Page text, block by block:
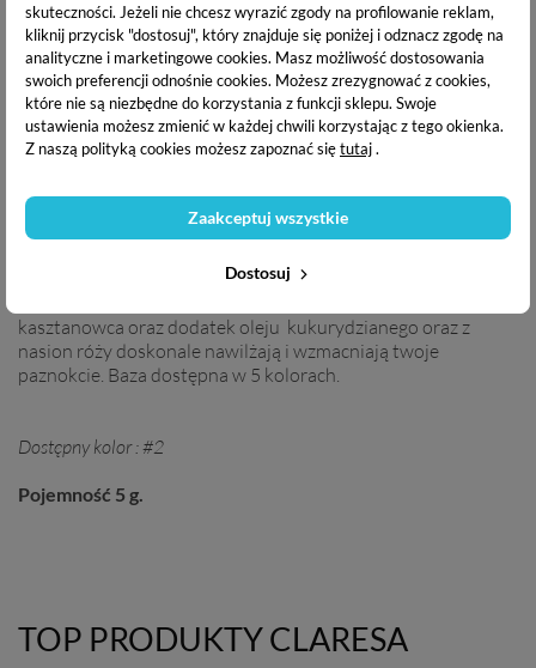
skuteczności. Jeżeli nie chcesz wyrazić zgody na profilowanie reklam,
kliknij przycisk "dostosuj", który znajduje się poniżej i odznacz zgodę na
analityczne i marketingowe cookies. Masz możliwość dostosowania
swoich preferencji odnośnie cookies. Możesz zrezygnować z cookies,
które nie są niezbędne do korzystania z funkcji sklepu. Swoje
ustawienia możesz zmienić w każdej chwili korzystając z tego okienka.
Z naszą polityką cookies możesz zapoznać siętutaj.
Dostosuj
Zaakceptuj wszystkie
DANE TECHNICZNE
DOSTAWA I PŁATNOŚĆ
Claresa Provita Extend Care 5w1 to produkt doskonały dla
osób lubiących naturalny manicure. Delikatne kolory oraz
stylizacji paznokci. Baza bogata w witaminę E , biotynę i
kasztanowca oraz dodatek oleju kukurydzianego oraz z
nasion róży doskonale nawilżają i wzmacniają twoje
paznokcie. Baza dostępna w 5 kolorach.
Dostępny kolor : #2
Pojemność 5 g.
TOP PRODUKTY CLARESA